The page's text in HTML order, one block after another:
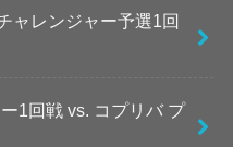
ャレンジャー予選1回
1回戦 vs. コプリバ プ